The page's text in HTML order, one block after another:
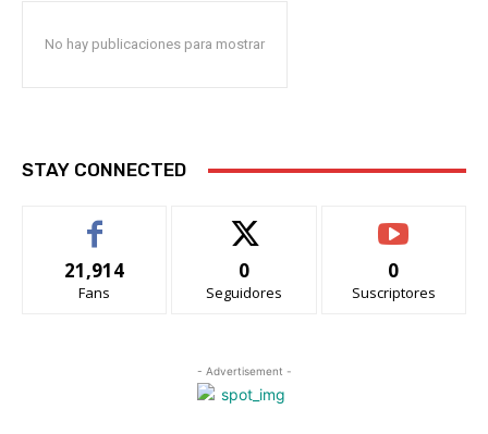
No hay publicaciones para mostrar
STAY CONNECTED
21,914
Fans
0
Seguidores
0
Suscriptores
- Advertisement -